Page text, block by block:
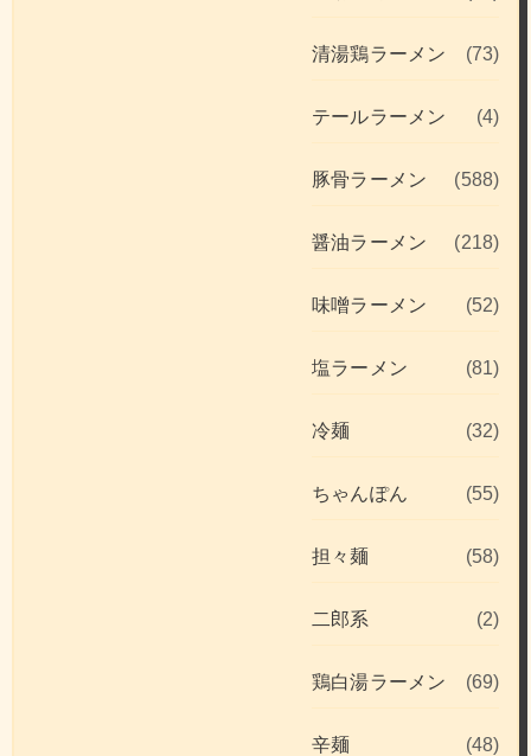
清湯鶏ラーメン (73)
テールラーメン (4)
豚骨ラーメン (588)
醤油ラーメン (218)
味噌ラーメン (52)
塩ラーメン (81)
冷麺 (32)
ちゃんぽん (55)
担々麺 (58)
二郎系 (2)
鶏白湯ラーメン (69)
辛麺 (48)